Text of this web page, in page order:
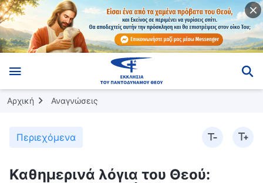
Αρχική Αναγνώσεις
Περιεχόμενα
Καθημερινά λόγια του Θεού: